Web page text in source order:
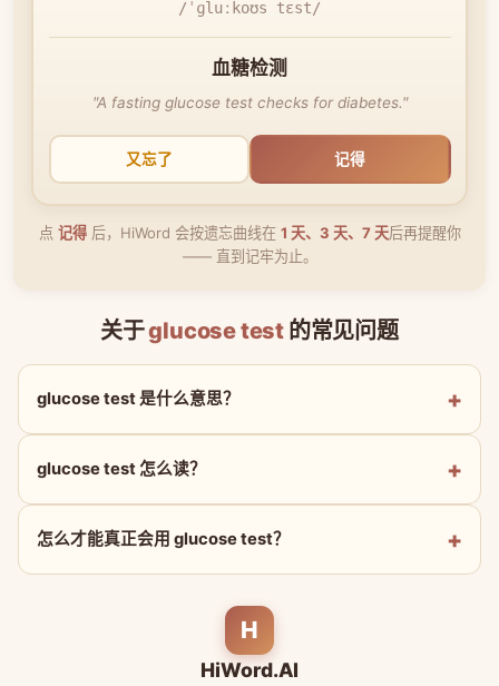
/ˈɡluːkoʊs tɛst/
血糖检测
"A fasting glucose test checks for diabetes."
又忘了 记得
点 记得后，HiWord 会按遗忘曲线在 1 天、3 天、7 天后再提醒你
—— 直到记牢为止。
关于glucose test 的常见问题
glucose test 是什么意思？
glucose test 怎么读？
怎么才能真正会用 glucose test？
H
HiWord.AI